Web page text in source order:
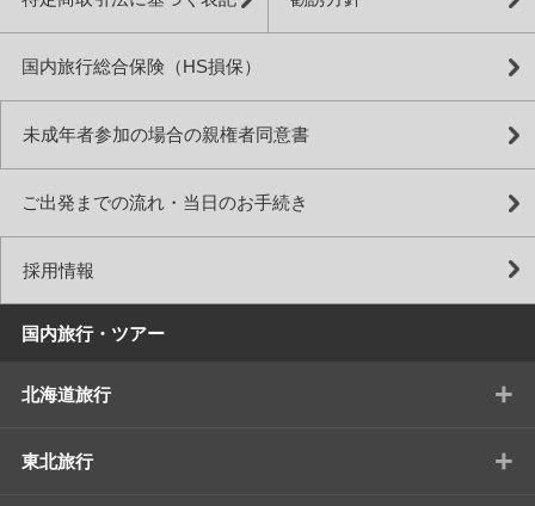
国内旅行総合保険（HS損保）
未成年者参加の場合の親権者同意書
ご出発までの流れ・当日のお手続き
採用情報
国内旅行・ツアー
北海道旅行 +
東北旅行 +